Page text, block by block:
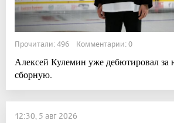
Прочитали: 496 Комментарии: 0
Алексей Кулемин уже дебютировал
сборную.
12:30, 5 авг 2026